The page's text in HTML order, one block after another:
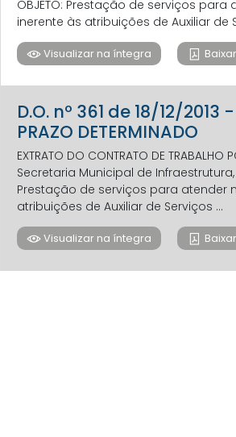
OBJETO: Prestação de serviços
inerente às atribuições de Auxiliar de
Visualizar na íntegra
D.O. nº 361 de 18/12/2013 -
PRAZO DETERMINADO
EXTRATO DO CONTRATO DE TRABALHO
Secretaria Municipal de
Prestação de serviços para atender
atribuições de Auxiliar de Serviços ...
Visualizar na íntegra